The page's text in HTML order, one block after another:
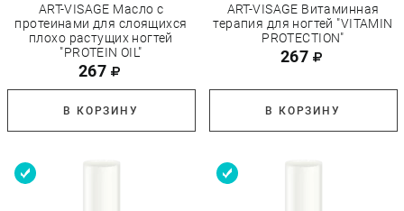
ART-VISAGE Масло с
протеинами для слоящихся
плохо растущих ногтей
"PROTEIN OIL"
267
В КОРЗИНУ
ART-VISAGE Витаминная
терапия для ногтей "VITAMIN
PROTECTION"
267
В КОРЗИНУ